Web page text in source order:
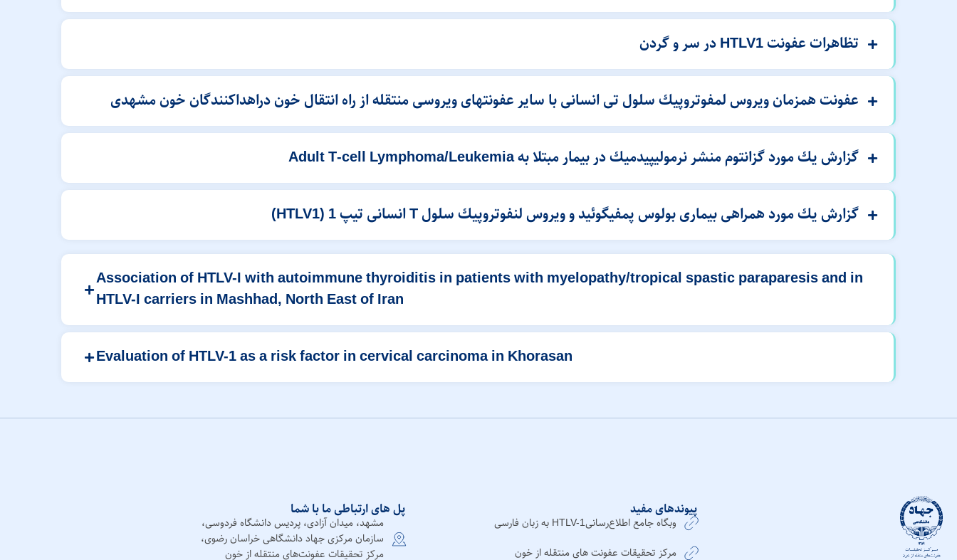
تظاهرات عفونت HTLV1 در سر و گردن
عفونت همزمان ویروس لمفوتروپیك سلول تی انسانی با سایر عفونتهای ویروسی منتقله از راه انتقال خون دراهداكنندگان خون مشهدی
گزارش یك مورد گزانتوم منشر نرمولیپیدمیك در بیمار مبتلا به Adult T‐cell Lymphoma/Leukemia
گزارش یك مورد همراهی بیماری بولوس پمفیگوئید و ویروس لنفوتروپیك سلول T انسانی تیپ 1 (HTLV1)
Association of HTLV-I with autoimmune thyroiditis in patients with myelopathy/tropical spastic paraparesis and in
HTLV-I carriers in Mashhad, North East of Iran
Evaluation of HTLV-1 as a risk factor in cervical carcinoma in Khorasan
پیوندهای مفید
وبگاه جامع اطلاع‌رسانیHTLV-1 به زبان فارسی
مرکز تحقیقات عفونت های منتقله از خون
پل های ارتباطی ما با شما
مشهد، میدان آزادی، پردیس دانشگاه فردوسی،
سازمان مرکزی جهاد دانشگاهی خراسان رضوی،
مرکز تحقیقات عفونت‌های منتقله از خون